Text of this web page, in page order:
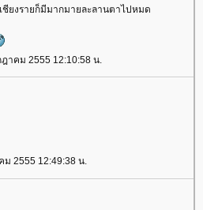
ชียงรายก็มีมากมายละลานตาไปหมด
ฎาคม 2555 12:10:58 น.
ม 2555 12:49:38 น.